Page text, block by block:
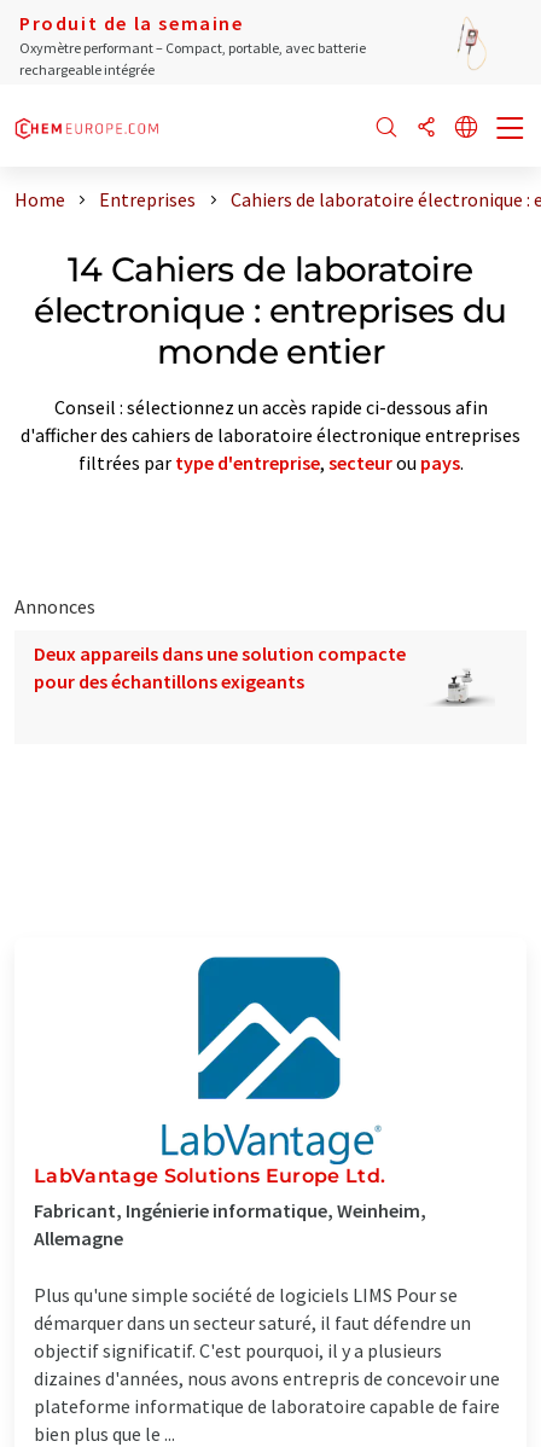
Produit de la semaine
Oxymètre performant – Compact, portable, avec batterie
rechargeable intégrée
Home Entreprises Cahiers de laboratoire électronique :
14 Cahiers de laboratoire
électronique : entreprises du
monde entier
Conseil : sélectionnez un accès rapide ci-dessous afin
d'afficher des cahiers de laboratoire électronique entreprises
filtrées par type d'entreprise, secteurou pays.
Annonces
Deux appareils dans une solution compacte
pour des échantillons exigeants
LabVantage Solutions Europe Ltd.
Fabricant, Ingénierie informatique, Weinheim,
Allemagne
Plus qu'une simple société de logiciels LIMS Pour se
démarquer dans un secteur saturé, il faut défendre un
objectif significatif. C'est pourquoi, il y a plusieurs
dizaines d'années, nous avons entrepris de concevoir une
plateforme informatique de laboratoire capable de faire
bien plus que le ...